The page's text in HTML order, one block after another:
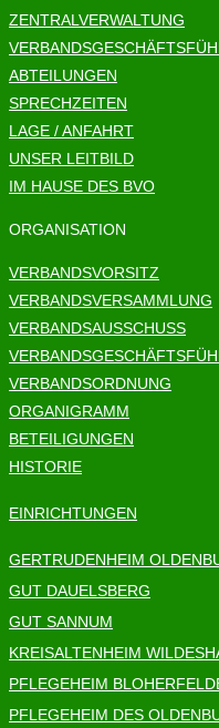
ZENTRALVERWALTUNG
ABTEILUNGEN
SPRECHZEITEN
LAGE / ANFAHRT
UNSER LEITBILD
IM HAUSE DES BVO
ORGANISATION
VERBANDSVORSITZ
VERBANDSVERSAMMLUNG
VERBANDSAUSSCHUSS
VERBANDSORDNUNG
ORGANIGRAMM
BETEILIGUNGEN
HISTORIE
EINRICHTUNGEN
GERTRUDENHEIM
GUT DAUELSBERG
GUT SANNUM
KREISALTENHEIM
PFLEGEHEIM
PFLEGEHEIM DES